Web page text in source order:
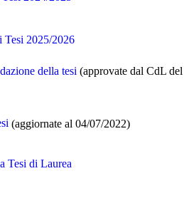
Tesi 2025/2026
della tesi (approvate dal CdL del
(aggiornate al 04/07/2022)
Tesi di Laurea